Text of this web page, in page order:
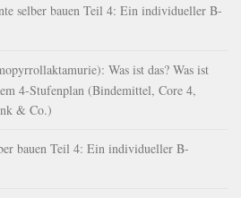
selber bauen Teil 4: Ein individueller B-
Was ist das? Was ist
4-Stufenplan (Bindemittel, Core 4,
& Co.)
bauen Teil 4: Ein individueller B-